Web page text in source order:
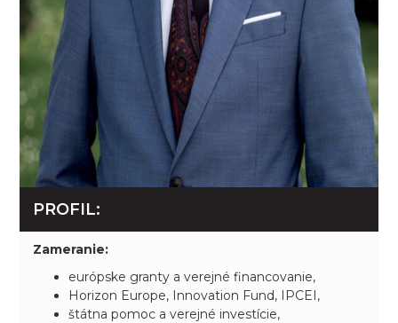
PROFIL:
Zameranie:
európske granty a verejné financovanie,
Horizon Europe, Innovation Fund, IPCEI,
štátna pomoc a verejné investície,